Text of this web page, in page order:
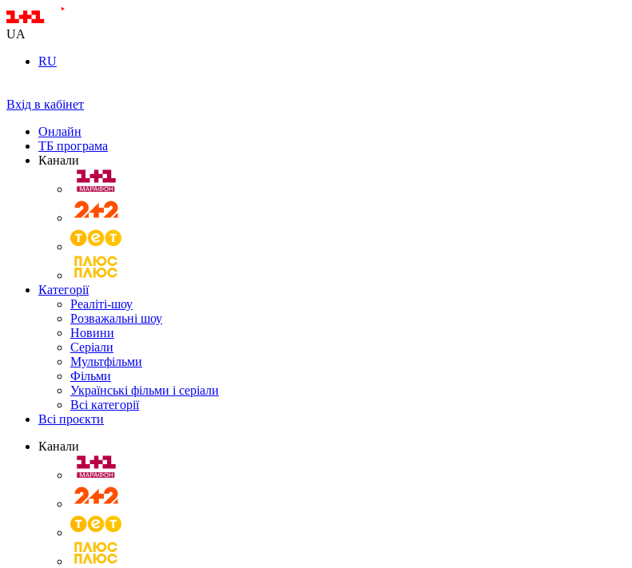
UA
RU
Вхід в кабінет
Онлайн
ТБ програма
Канали
Категорії
Реаліті-шоу
Розважальні шоу
Новини
Серіали
Мультфільми
Фільми
Українські фільми і серіали
Всі категорії
Всі проєкти
Канали